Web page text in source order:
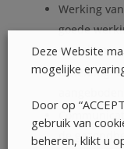
Werking
goede
opstellen;
Opleiding:
de
Deze Website
mogelijke
Door op
gebruik van
beheren, klikt u